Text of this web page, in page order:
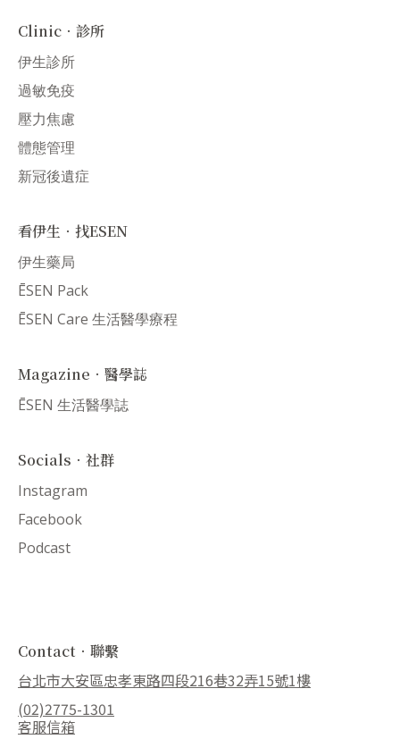
Clinic．診所
伊生診所
過敏免疫
壓力焦慮
體態管理
新冠後遺症
看伊生．找ESEN
伊生藥局
ĒSEN Pack
ĒSEN Care 生活醫學療程
Magazine．醫學誌
ĒSEN 生活醫學誌
Socials．社群
Instagram
Facebook
Podcast
Contact．聯繫
台北市大安區忠孝東路四段216巷32弄15號1樓
(02)2775-1301
客服信箱